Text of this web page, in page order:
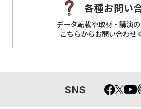
各種お問い
データ転載や取材・講演
こちらからお問い合わせ
SNS